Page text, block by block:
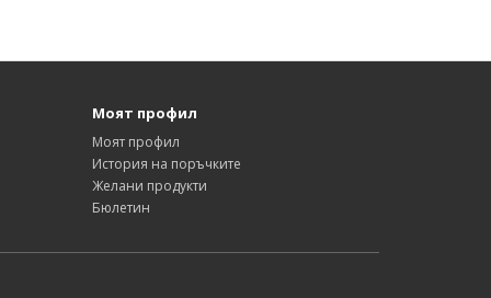
Моят профил
Моят профил
История на поръчките
Желани продукти
Бюлетин